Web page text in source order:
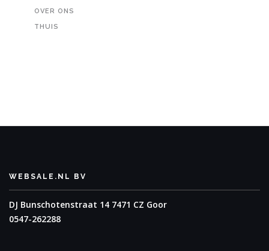
OVER ONS
THUIS
WEBSALE.NL BV
DJ Bunschotenstraat 14 7471 CZ Goor
0547-262288